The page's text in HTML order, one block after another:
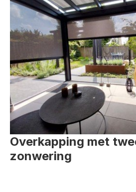
Overkapping met
zonwering